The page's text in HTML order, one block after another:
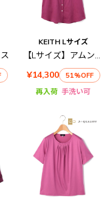
KEITH Lサイズ
【Lサイズ】アムンゼンシャツブラウス
¥14,300
51%OFF
再入荷 手洗い可